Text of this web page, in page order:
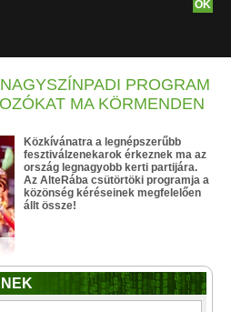
PROGRAM
MA KÖRMENDEN
Közkívánatra a legnépszerűbb
fesztiválzenekarok érkeznek ma az
ország legnagyobb kerti partijára.
Az AlteRába csütörtöki programja a
közönség kéréseinek megfelelően
állt össze!